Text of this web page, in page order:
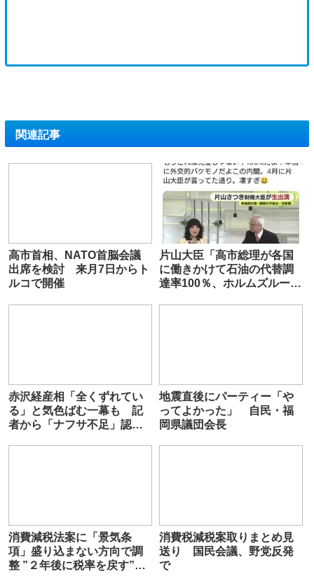
関連記事
高市首相、NATO首脳会議
出席を検討 来月7日からト
ルコで開催
片山大臣「高市総理が各国
に働きかけて石油の代替調
達率100％、ホルムズルート
赤沢経産相「全くずれてい
る」と気色ばむ一幕も 記
者から「ナフサ不足」認め
地震直後にパーティー「や
ってよかった」 自民・福
岡県議団会長
消費減税法案に「景気条
項」盛り込まない方向で調
整 ”２年後に税率を戻す”と
消費税減税案取りまとめ見
送り 国民会議、野党反発
で